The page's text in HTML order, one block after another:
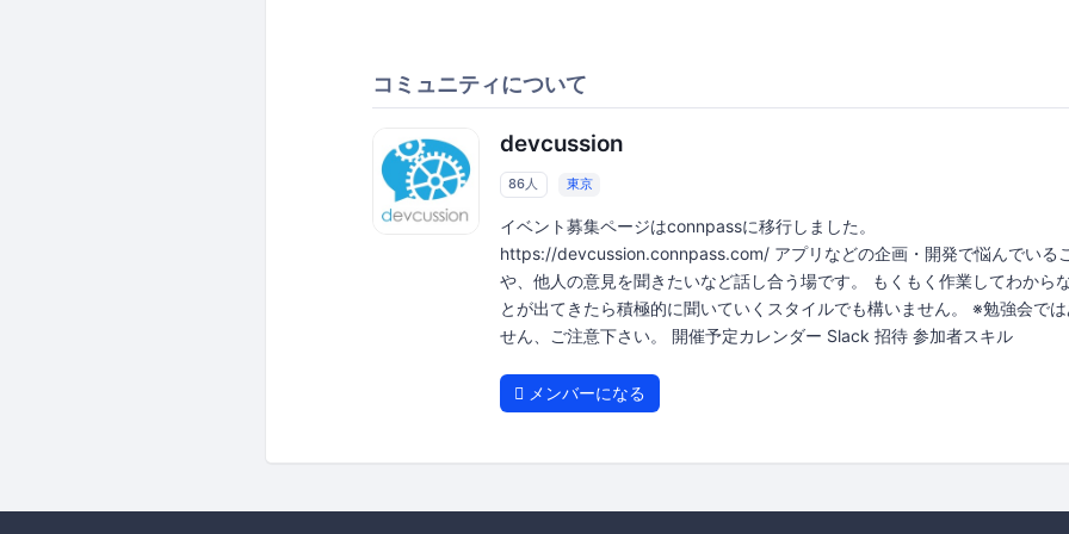
コミュニティについて
devcussion
86人 東京
イベント募集ページはconnpassに移行しました。
https://devcussion.connpass.com/ アプリなどの企画・開発で悩んでいる
や、他人の意見を聞きたいなど話し合う場です。 もくもく作業してわから
とが出てきたら積極的に聞いていくスタイルでも構いません。 ※勉強会では
せん、ご注意下さい。 開催予定カレンダー Slack 招待 参加者スキル
メンバーになる